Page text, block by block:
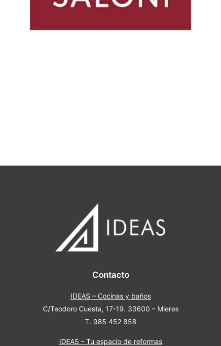
Contacto
IDEAS – Cocinas y baños
C/Teodoro Cuesta, 17-19. 33600 – Mieres
T. 985 452 858
IDEAS – Tu espacio de reformas